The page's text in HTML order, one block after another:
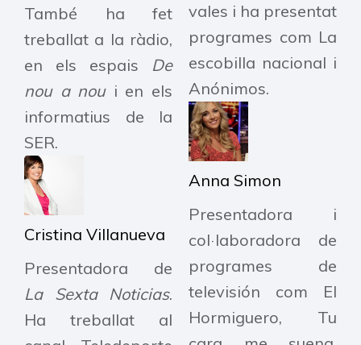
També ha fet
treballat a la ràdio,
en els espais De
nou a noui en els
informatius de la
SER.
Cristina Villanueva
Presentadora de
La Sexta Noticias.
Ha treballat al
vales i ha presentat
programes com La
escobilla nacional i
Anónimos.​
Anna Simon
Presentadora i
col·laboradora de
programes de
televisión com El
Hormiguero, Tu